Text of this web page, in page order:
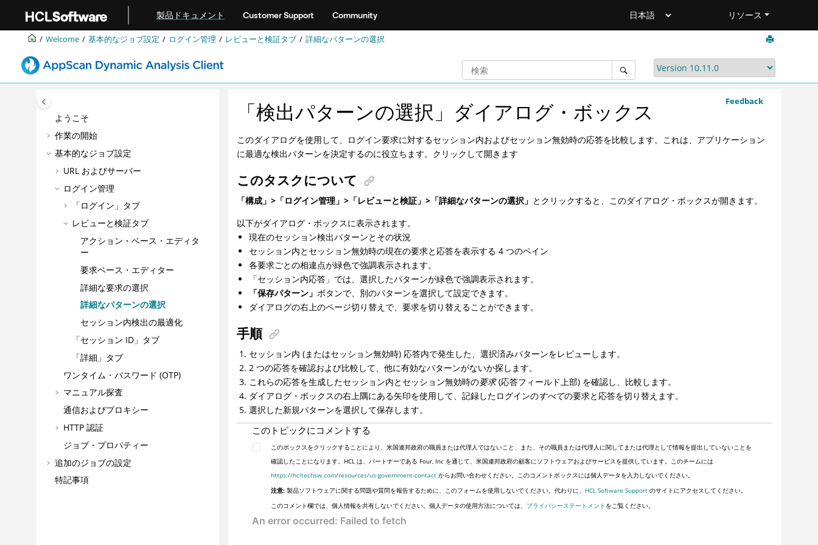
製品ドキュメント Customer Support Community リソース
Welcome 基本的なジョブ設定 ログイン管理 レビューと検証タブ 詳細なパターンの選択
ようこそ
作業の開始
基本的なジョブ設定
URL およびサーバー
ログイン管理
「ログイン」タブ
レビューと検証タブ
アクション・ベース・エディタ
ー
要求ベース・エディター
詳細な要求の選択
詳細なパターンの選択
セッション内検出の最適化
「セッション ID」タブ
「詳細」タブ
ワンタイム・パスワード (OTP)
マニュアル探査
通信およびプロキシー
HTTP 認証
ジョブ・プロパティー
追加のジョブの設定
特記事項
Feedback
「検出パターンの選択」ダイアログ・ボックス
このダイアログを使用して、ログイン要求に対するセッション内およびセッション無効時の応答を比較します。これは、アプリケーション
に最適な検出パターンを決定するのに役立ちます。クリックして開きます
このタスクについて
「構成」>「ログイン管理」>「レビューと検証」>「詳細なパターンの選択」 とクリックすると、このダイアログ・ボックスが開きます。
以下がダイアログ・ボックスに表示されます。
現在のセッション検出パターンとその状況
セッション内とセッション無効時の現在の要求と応答を表示する 4 つのペイン
各要求ごとの相違点が緑色で強調表示されます。
「セッション内応答」では、選択したパターンが緑色で強調表示されます。
「保存パターン」ボタンで、別のパターンを選択して設定できます。
ダイアログの右上のページ切り替えで、要求を切り替えることができます。
手順
セッション内 (またはセッション無効時) 応答内で発生した、選択済みパターンをレビューします。
2 つの応答を確認および比較して、他に有効なパターンがないか探します。
これらの応答を生成したセッション内とセッション無効時の要求(応答フィールド上部) を確認し、比較します。
ダイアログ・ボックスの右上隅にある矢印を使用して、記録したログインのすべての要求と応答を切り替えます。
選択した新規パターンを選択して保存します。
このトピックにコメントする
このボックスをクリックすることにより、米国連邦政府の職員または代理人ではないこと、また、その職員または代理人に関してまたは代理として情報を提出していないことを
確認したことになります。HCL は、パートナーである Four, Inc を通じて、米国連邦政府の顧客にソフトウェアおよびサービスを提供しています。このチームには
https://hcltechsw.com/resources/us-government-contact からお問い合わせください。このコメントボックスには個人データを入力しないでください。
注意: 製品ソフトウェアに関する問題や質問を報告するために、このフォームを使用しないでください。代わりに、 HCL Software Support のサイトにアクセスしてください。
このコメント欄では、個人情報を共有しないでください。個人データの使用方法については、 プライバシーステートメント をご覧ください。